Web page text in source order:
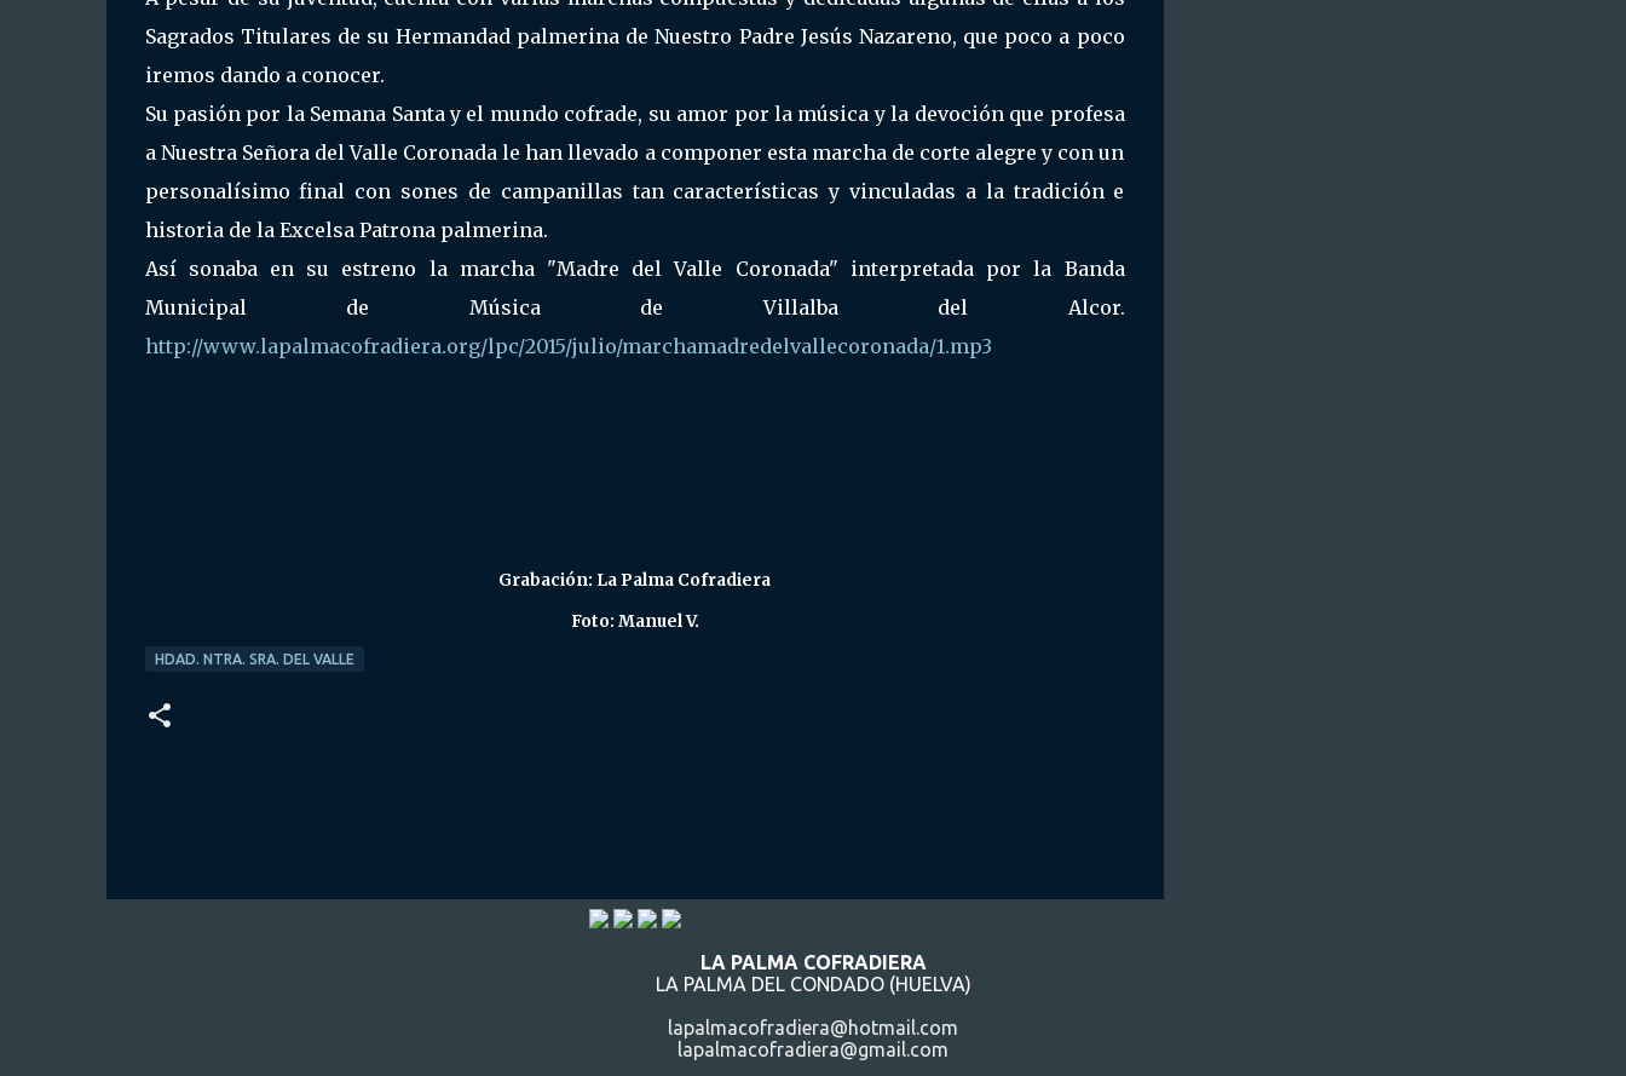
Sagrados Titulares de su Hermandad palmerina de Nuestro Padre Jesús Nazareno, que poco a poco
iremos dando a conocer.
Su pasión por la Semana Santa y el mundo cofrade, su amor por la música y la devoción que profesa
a Nuestra Señora del Valle Coronada le han llevado a componer esta marcha de corte alegre y con un
personalísimo final con sones de campanillas tan características y vinculadas a la tradición e
historia de la Excelsa Patrona palmerina.
Así sonaba en su estreno la marcha "Madre del Valle Coronada" interpretada por la Banda
Municipal de Música de Villalba del Alcor.
http://www.lapalmacofradiera.org/lpc/2015/julio/marchamadredelvallecoronada/1.mp3
Grabación: La Palma Cofradiera
Foto: Manuel V.
HDAD. NTRA. SRA. DEL VALLE
LA PALMA COFRADIERA
LA PALMA DEL CONDADO (HUELVA)
lapalmacofradiera@hotmail.com
lapalmacofradiera@gmail.com